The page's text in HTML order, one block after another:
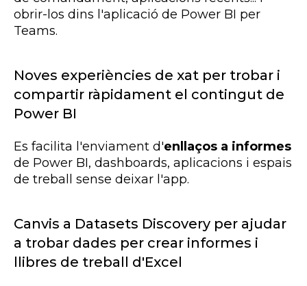
obrir-los dins l'aplicació de Power BI per
Teams.
Noves experiències de xat per trobar i
compartir ràpidament el contingut de
Power BI
Es facilita l'enviament d'enllaços a informes
de Power BI, dashboards, aplicacions i espais
de treball sense deixar l'app.
Canvis a Datasets Discovery per ajudar
a trobar dades per crear informes i
llibres de treball d'Excel